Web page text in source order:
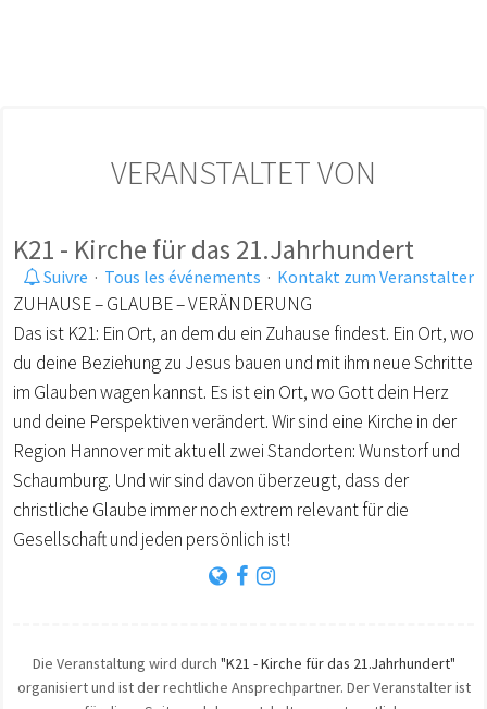
VERANSTALTET VON
K21 - Kirche für das 21.Jahrhundert
Suivre · Tous les événements · Kontakt zum Veranstalter
ZUHAUSE – GLAUBE – VERÄNDERUNG
Das ist K21: Ein Ort, an dem du ein Zuhause findest. Ein Ort, wo
du deine Beziehung zu Jesus bauen und mit ihm neue Schritte
im Glauben wagen kannst. Es ist ein Ort, wo Gott dein Herz
und deine Perspektiven verändert. Wir sind eine Kirche in der
Region Hannover mit aktuell zwei Standorten: Wunstorf und
Schaumburg. Und wir sind davon überzeugt, dass der
christliche Glaube immer noch extrem relevant für die
Gesellschaft und jeden persönlich ist!
Die Veranstaltung wird durch "K21 - Kirche für das 21.Jahrhundert"
organisiert und ist der rechtliche Ansprechpartner. Der Veranstalter ist